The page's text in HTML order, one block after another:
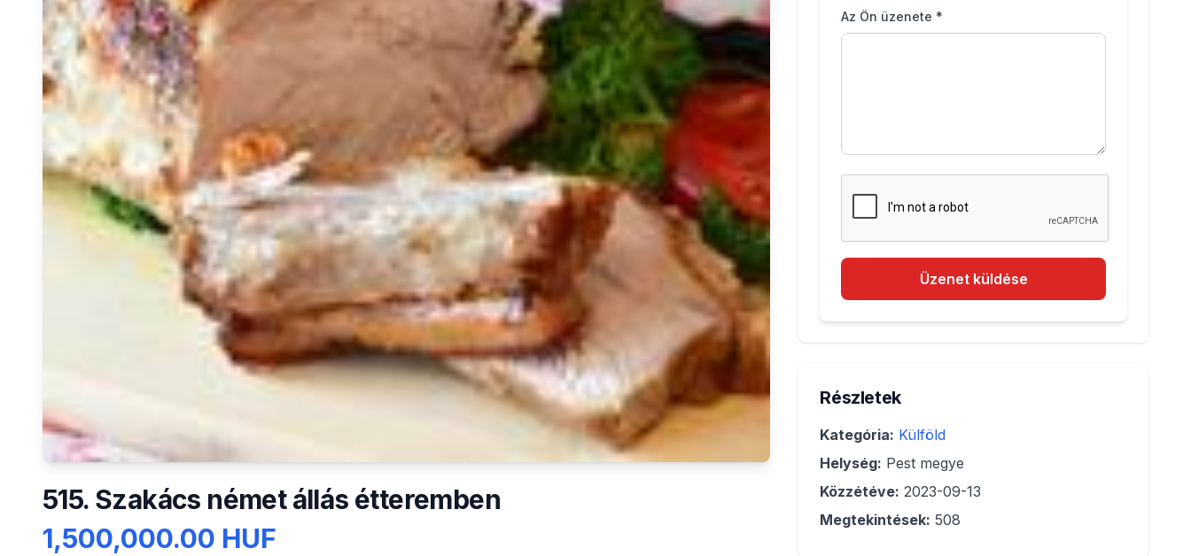
515. Szakács német állás étteremben
1,500,000.00 HUF
Az Ön üzenete *
Üzenet küldése
Részletek
Kategória: Külföld
Helység: Pest megye
Közzétéve: 2023-09-13
Megtekintések: 508